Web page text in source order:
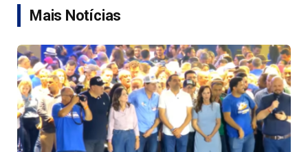
Mais Notícias